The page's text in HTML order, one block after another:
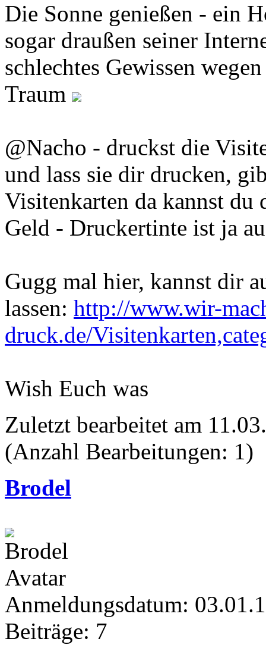
Die Sonne genießen - ein
sogar draußen seiner
schlechtes Gewissen
Traum
@Nacho - druckst die
und lass sie dir drucken,
Visitenkarten da kannst du
Geld - Druckertinte ist ja
Gugg mal hier, kannst dir
lassen: http://www.wir-
druck.de/
Wish Euch was
Zuletzt bearbeitet am
(Anzahl Bearbeitungen: 1)
Brodel
Anmeldungsdatum:
Beiträge: 7